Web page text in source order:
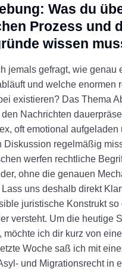
Was du
Prozess und
wissen
jemals gefragt, wie genau
und welche enormen
existieren? Das Thema
Nachrichten
oft emotional aufgeladen
Diskussion regelmäßig
werfen rechtliche
ohne die genauen
uns deshalb direkt
juristische Konstrukt so
versteht. Um die heutige
möchte ich dir kurz von
Woche saß ich mit
und Migrationsrecht in